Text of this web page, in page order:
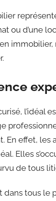
ou
l’idéal
En effet,
Elles
de tous
tous le